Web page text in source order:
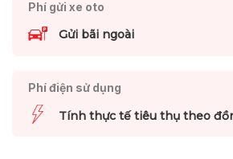
Phí gửi xe oto
Gửi bãi ngoài
Phí điện sử dụng
Tính thực tế tiêu thụ theo